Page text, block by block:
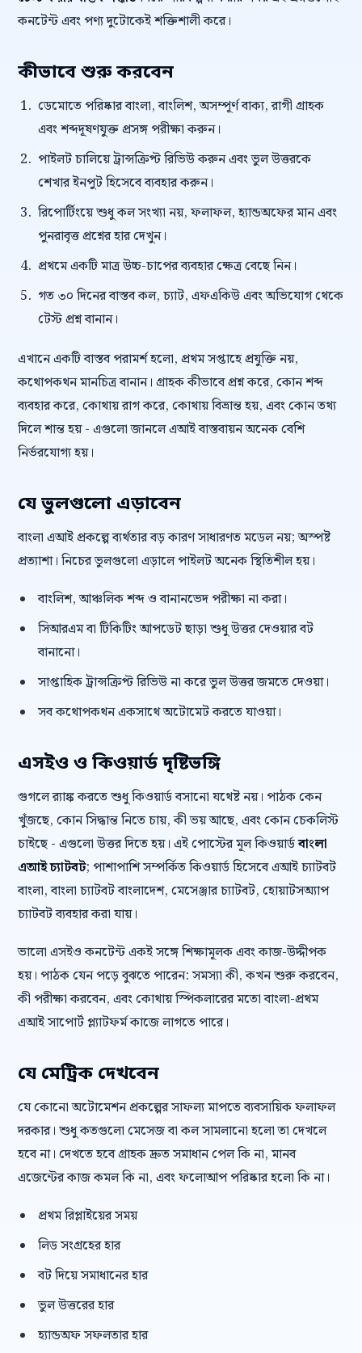
কনটেন্ট এবং পণ্য দুটোকেই শক্তিশালী করে।
কীভাবে শুরু করবেন
ডেমোতে পরিষ্কার বাংলা, বাংলিশ, অসম্পূর্ণ বাক্য, রাগী গ্রাহক
এবং শব্দদূষণযুক্ত প্রসঙ্গ পরীক্ষা করুন।
পাইলট চালিয়ে ট্রান্সক্রিপ্ট রিভিউ করুন এবং ভুল উত্তরকে
শেখার ইনপুট হিসেবে ব্যবহার করুন।
রিপোর্টিংয়ে শুধু কল সংখ্যা নয়, ফলাফল, হ্যান্ডঅফের মান এবং
পুনরাবৃত্ত প্রশ্নের হার দেখুন।
প্রথমে একটি মাত্র উচ্চ-চাপের ব্যবহার ক্ষেত্র বেছে নিন।
গত ৩০ দিনের বাস্তব কল, চ্যাট, এফএকিউ এবং অভিযোগ থেকে
টেস্ট প্রশ্ন বানান।
এখানে একটি বাস্তব পরামর্শ হলো, প্রথম সপ্তাহে প্রযুক্তি নয়,
কথোপকথন মানচিত্র বানান। গ্রাহক কীভাবে প্রশ্ন করে, কোন শব্দ
ব্যবহার করে, কোথায় রাগ করে, কোথায় বিভ্রান্ত হয়, এবং কোন তথ্য
দিলে শান্ত হয় - এগুলো জানলে এআই বাস্তবায়ন অনেক বেশি
নির্ভরযোগ্য হয়।
যে ভুলগুলো এড়াবেন
বাংলা এআই প্রকল্পে ব্যর্থতার বড় কারণ সাধারণত মডেল নয়; অস্পষ্ট
প্রত্যাশা। নিচের ভুলগুলো এড়ালে পাইলট অনেক স্থিতিশীল হয়।
বাংলিশ, আঞ্চলিক শব্দ ও বানানভেদ পরীক্ষা না করা।
সিআরএম বা টিকিটিং আপডেট ছাড়া শুধু উত্তর দেওয়ার বট
বানানো।
সাপ্তাহিক ট্রান্সক্রিপ্ট রিভিউ না করে ভুল উত্তর জমতে দেওয়া।
সব কথোপকথন একসাথে অটোমেট করতে যাওয়া।
এসইও ও কিওয়ার্ড দৃষ্টিভঙ্গি
গুগলে র‍্যাঙ্ক করতে শুধু কিওয়ার্ড বসানো যথেষ্ট নয়। পাঠক কেন
খুঁজছে, কোন সিদ্ধান্ত নিতে চায়, কী ভয় আছে, এবং কোন চেকলিস্ট
চাইছে - এগুলো উত্তর দিতে হয়। এই পোস্টের মূল কিওয়ার্ডবাংলা
এআই চ্যাটবট; পাশাপাশি সম্পর্কিত কিওয়ার্ড হিসেবে এআই চ্যাটবট
বাংলা, বাংলা চ্যাটবট বাংলাদেশ, মেসেঞ্জার চ্যাটবট, হোয়াটসঅ্যাপ
চ্যাটবট ব্যবহার করা যায়।
ভালো এসইও কনটেন্ট একই সঙ্গে শিক্ষামূলক এবং কাজ-উদ্দীপক
হয়। পাঠক যেন পড়ে বুঝতে পারেন: সমস্যা কী, কখন শুরু করবেন,
কী পরীক্ষা করবেন, এবং কোথায় স্পিকলারের মতো বাংলা-প্রথম
এআই সাপোর্ট প্ল্যাটফর্ম কাজে লাগতে পারে।
যে মেট্রিক দেখবেন
যে কোনো অটোমেশন প্রকল্পের সাফল্য মাপতে ব্যবসায়িক ফলাফল
দরকার। শুধু কতগুলো মেসেজ বা কল সামলানো হলো তা দেখলে
হবে না। দেখতে হবে গ্রাহক দ্রুত সমাধান পেল কি না, মানব
এজেন্টের কাজ কমল কি না, এবং ফলোআপ পরিষ্কার হলো কি না।
প্রথম রিপ্লাইয়ের সময়
লিড সংগ্রহের হার
বট দিয়ে সমাধানের হার
ভুল উত্তরের হার
হ্যান্ডঅফ সফলতার হার